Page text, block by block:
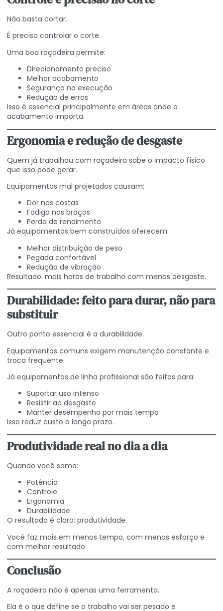
Não basta cortar.
É preciso controlar o corte.
Uma boa roçadeira permite:
Direcionamento preciso
Melhor acabamento
Segurança na execução
Redução de erros
Isso é essencial principalmente em áreas onde o
acabamento importa.
Ergonomia e redução de desgaste
Quem já trabalhou com roçadeira sabe o impacto físico
que isso pode gerar.
Equipamentos mal projetados causam:
Dor nas costas
Fadiga nos braços
Perda de rendimento
Já equipamentos bem construídos oferecem:
Melhor distribuição de peso
Pegada confortável
Redução de vibração
Resultado: mais horas de trabalho com menos desgaste.
Durabilidade: feito para durar, não para
substituir
Outro ponto essencial é a durabilidade.
Equipamentos comuns exigem manutenção constante e
troca frequente.
Já equipamentos de linha profissional são feitos para:
Suportar uso intenso
Resistir ao desgaste
Manter desempenho por mais tempo
Isso reduz custo a longo prazo.
Produtividade real no dia a dia
Quando você soma:
Potência
Controle
Ergonomia
Durabilidade
O resultado é claro: produtividade.
Você faz mais em menos tempo, com menos esforço e
com melhor resultado.
Conclusão
A roçadeira não é apenas uma ferramenta.
Ela é o que define se o trabalho vai ser pesado e